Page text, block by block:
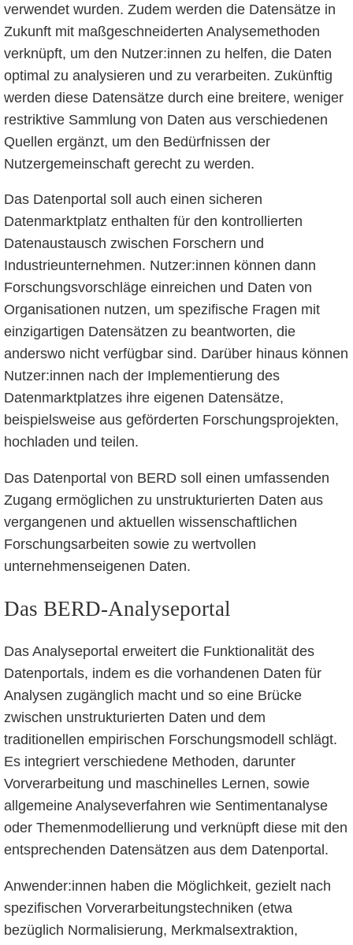
verwendet wurden. Zudem werden die Datensätze in
Zukunft mit maßgeschneiderten Analysemethoden
verknüpft, um den Nutzer:innen zu helfen, die Daten
optimal zu analysieren und zu verarbeiten. Zukünftig
werden diese Datensätze durch eine breitere, weniger
restriktive Sammlung von Daten aus verschiedenen
Quellen ergänzt, um den Bedürfnissen der
Nutzergemeinschaft gerecht zu werden.
Das Datenportal soll auch einen sicheren
Datenmarktplatz enthalten für den kontrollierten
Datenaustausch zwischen Forschern und
Industrieunternehmen. Nutzer:innen können dann
Forschungsvorschläge einreichen und Daten von
Organisationen nutzen, um spezifische Fragen mit
einzigartigen Datensätzen zu beantworten, die
anderswo nicht verfügbar sind. Darüber hinaus können
Nutzer:innen nach der Implementierung des
Datenmarktplatzes ihre eigenen Datensätze,
beispielsweise aus geförderten Forschungsprojekten,
hochladen und teilen.
Das Datenportal von BERD soll einen umfassenden
Zugang ermöglichen zu unstrukturierten Daten aus
vergangenen und aktuellen wissenschaftlichen
Forschungsarbeiten sowie zu wertvollen
unternehmenseigenen Daten.
Das BERD-Analyseportal
Das Analyseportal erweitert die Funktionalität des
Datenportals, indem es die vorhandenen Daten für
Analysen zugänglich macht und so eine Brücke
zwischen unstrukturierten Daten und dem
traditionellen empirischen Forschungsmodell schlägt.
Es integriert verschiedene Methoden, darunter
Vorverarbeitung und maschinelles Lernen, sowie
allgemeine Analyseverfahren wie Sentimentanalyse
oder Themenmodellierung und verknüpft diese mit den
entsprechenden Datensätzen aus dem Datenportal.
Anwender:innen haben die Möglichkeit, gezielt nach
spezifischen Vorverarbeitungstechniken (etwa
bezüglich Normalisierung, Merkmalsextraktion,